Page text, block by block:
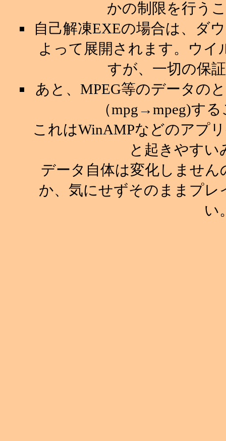
かの制限を行う
自己解凍EXEの場合は、ダ
よって展開されます。ウ
すが、一切の保
あと、MPEG等のデータの
（mpg→mpeg)す
これはWinAMPなどのアプ
と起きやすい
データ自体は変化しませ
か、気にせずそのままプ
い